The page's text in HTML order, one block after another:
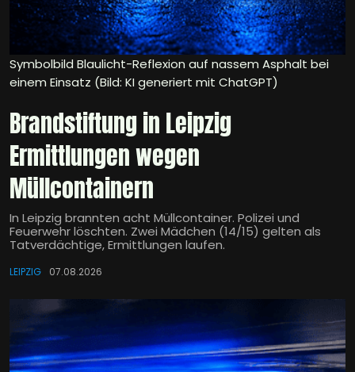
Symbolbild Blaulicht-Reflexion auf nassem Asphalt bei
einem Einsatz (Bild: KI generiert mit ChatGPT)
Brandstiftung in Leipzig
Ermittlungen wegen
Müllcontainern
In Leipzig brannten acht Müllcontainer. Polizei und
Feuerwehr löschten. Zwei Mädchen (14/15) gelten als
Tatverdächtige, Ermittlungen laufen.
LEIPZIG 07.08.2026